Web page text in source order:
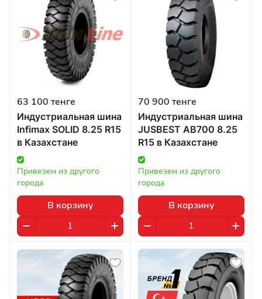
63 100 тенге
Индустриальная шина
Infimax SOLID 8.25 R15
в Казахстане
Привезем из другого
города
В корзину
70 900 тенге
Индустриальная шина
JUSBEST AB700 8.25
R15 в Казахстане
Привезем из другого
города
В корзину